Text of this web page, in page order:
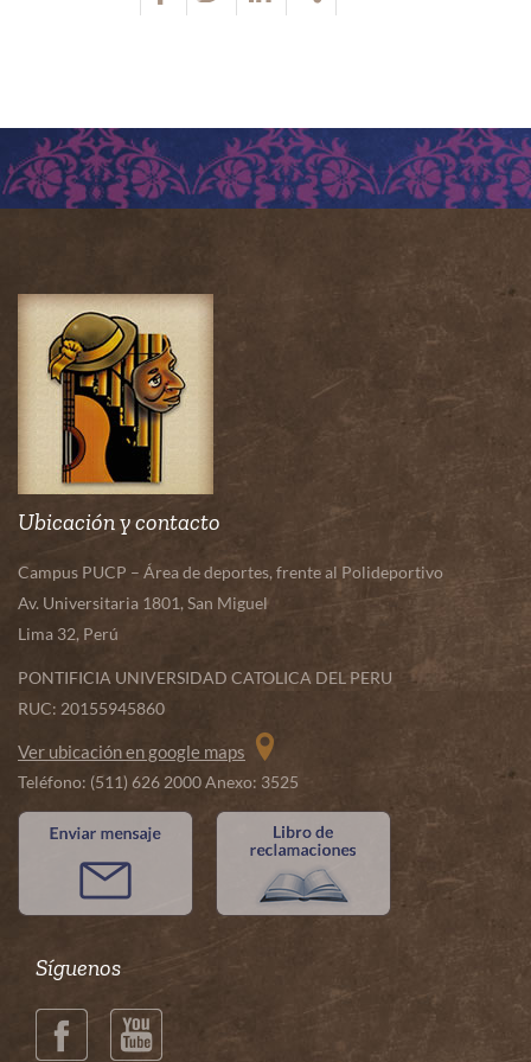
Ubicación y contacto
Campus PUCP – Área de deportes, frente al Polideportivo
Av. Universitaria 1801, San Miguel
Lima 32, Perú
PONTIFICIA UNIVERSIDAD CATOLICA DEL PERU
RUC: 20155945860
Ver ubicación en google maps
Teléfono: (511) 626 2000 Anexo: 3525
Síguenos